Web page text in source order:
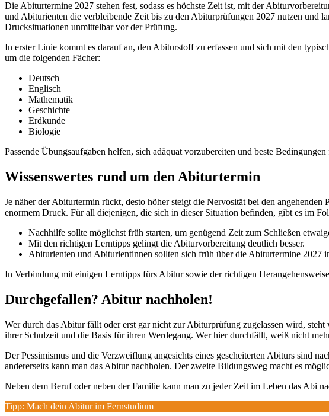
Die Abiturtermine 2027 stehen fest, sodass es höchste Zeit ist, mit der
und Abiturienten die verbleibende Zeit bis zu den Abiturprüfungen 2027 nutzen und
Drucksituationen unmittelbar vor der Prüfung.
In erster Linie kommt es darauf an, den Abiturstoff zu erfassen und sich mit den
um die folgenden Fächer:
Deutsch
Englisch
Mathematik
Geschichte
Erdkunde
Biologie
Passende Übungsaufgaben helfen, sich adäquat vorzubereiten und beste
Wissenswertes rund um den Abiturtermin
Je näher der Abiturtermin rückt, desto höher steigt die Nervosität bei den
enormem Druck. Für all diejenigen, die sich in dieser Situation befinden, gibt es im
Nachhilfe sollte möglichst früh starten, um genügend Zeit zum Schließen
Mit den richtigen Lerntipps gelingt die Abiturvorbereitung deutlich besser.
Abiturienten und Abiturientinnen sollten sich früh über die Abiturtermine 2027
In Verbindung mit einigen Lerntipps fürs Abitur sowie der richtigen
Durchgefallen? Abitur nachholen!
Wer durch das Abitur fällt oder erst gar nicht zur Abiturprüfung zugelassen wird,
ihrer Schulzeit und die Basis für ihren Werdegang. Wer hier durchfällt, weiß nicht
Der Pessimismus und die Verzweiflung angesichts eines gescheiterten Abiturs sind
andererseits kann man das Abitur nachholen. Der zweite Bildungsweg macht es
Neben dem Beruf oder neben der Familie kann man zu jeder Zeit im Leben das Abi
Tipp: Mach dein Abitur im Fernstudium